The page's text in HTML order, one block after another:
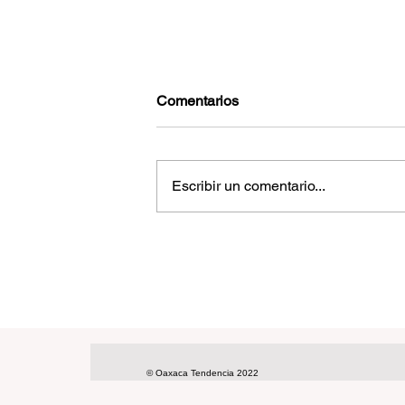
Comentarios
Escribir un comentario...
© Oaxaca Tendencia 2022